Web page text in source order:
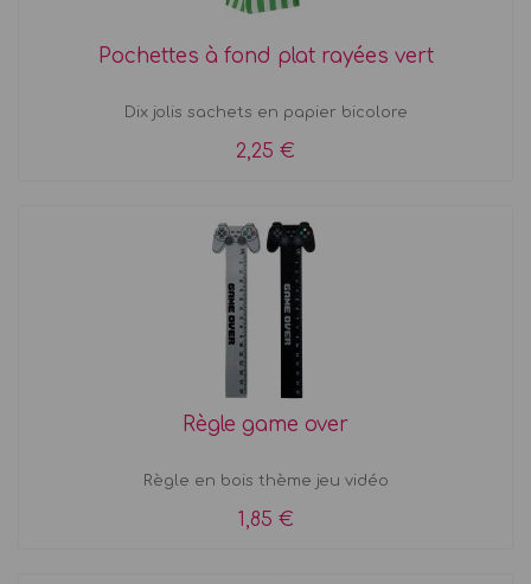
Pochettes à fond plat rayées vert
Dix jolis sachets en papier bicolore
2,25 €
Règle game over
Règle en bois thème jeu vidéo
1,85 €